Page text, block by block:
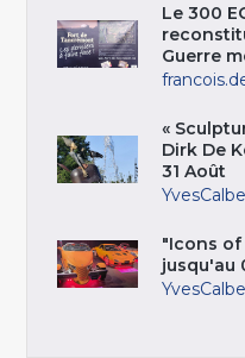
Le 300
Guerre
«
Dirk De
31 Août
"Icons of
jusqu'au